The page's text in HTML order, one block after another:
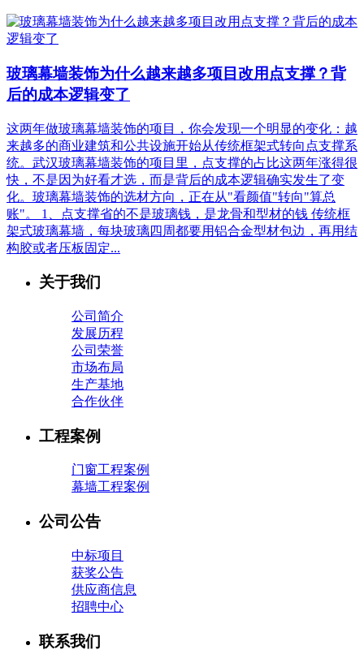
玻璃幕墙装饰为什么越来越多项目改用点支撑？背
后的成本逻辑变了
这两年做玻璃幕墙装饰的项目，你会发现一个明显的变化：越
来越多的商业建筑和公共设施开始从传统框架式转向点支撑系
统。武汉玻璃幕墙装饰的项目里，点支撑的占比这两年涨得很
快，不是因为好看才选，而是背后的成本逻辑确实发生了变
化。玻璃幕墙装饰的选材方向，正在从"看颜值"转向"算总
账"。 1、点支撑省的不是玻璃钱，是龙骨和型材的钱‌ 传统框
架式玻璃幕墙，每块玻璃四周都要用铝合金型材包边，再用结
构胶或者压板固定...
关于我们
公司简介
发展历程
公司荣誉
市场布局
生产基地
合作伙伴
工程案例
门窗工程案例
幕墙工程案例
公司公告
中标项目
获奖公告
供应商信息
招聘中心
联系我们